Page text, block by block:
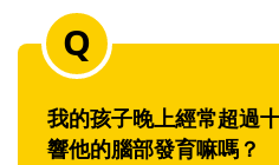
我的孩子晚上經常超過
響他的腦部發育嘛嗎？